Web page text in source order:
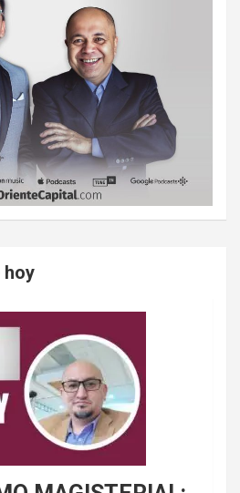
hoy